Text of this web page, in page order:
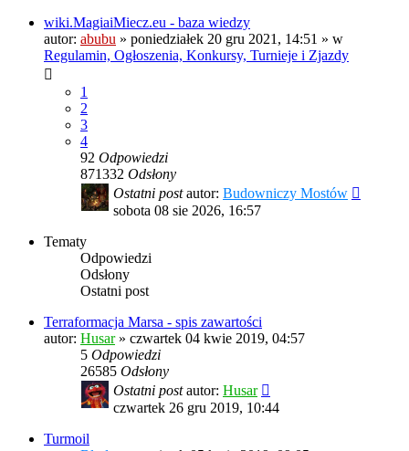
wiki.MagiaiMiecz.eu - baza wiedzy
autor: abubu » poniedziałek 20 gru 2021, 14:51 » w
Regulamin, Ogłoszenia, Konkursy, Turnieje i Zjazdy
1
2
3
4
92 Odpowiedzi
871332 Odsłony
Ostatni postautor: Budowniczy Mostów
sobota 08 sie 2026, 16:57
Tematy
Odpowiedzi
Odsłony
Ostatni post
Terraformacja Marsa - spis zawartości
autor: Husar» czwartek 04 kwie 2019, 04:57
5 Odpowiedzi
26585 Odsłony
Ostatni postautor: Husar
czwartek 26 gru 2019, 10:44
Turmoil